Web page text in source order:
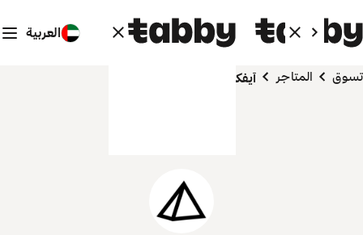
العربية
تسوق المتاجر آيفكس